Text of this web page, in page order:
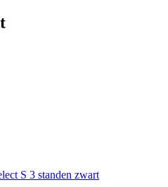
S 3 standen zwart